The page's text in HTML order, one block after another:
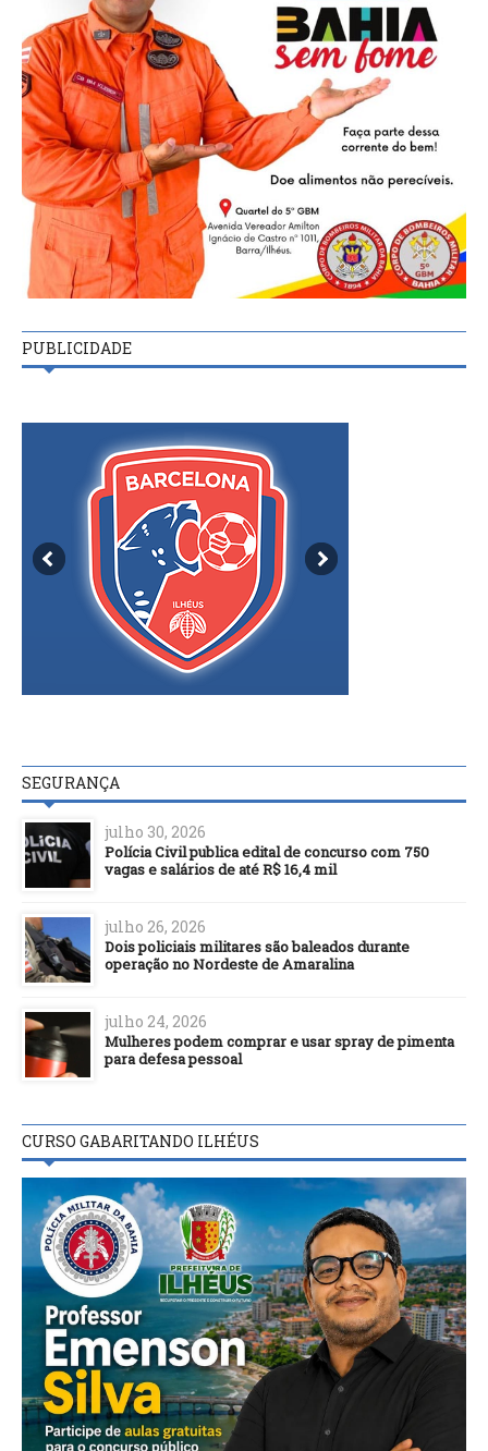
PUBLICIDADE
SEGURANÇA
julho 30, 2026
Polícia Civil publica edital de concurso com 750
vagas e salários de até R$ 16,4 mil
julho 26, 2026
Dois policiais militares são baleados durante
operação no Nordeste de Amaralina
julho 24, 2026
Mulheres podem comprar e usar spray de pimenta
para defesa pessoal
CURSO GABARITANDO ILHÉUS